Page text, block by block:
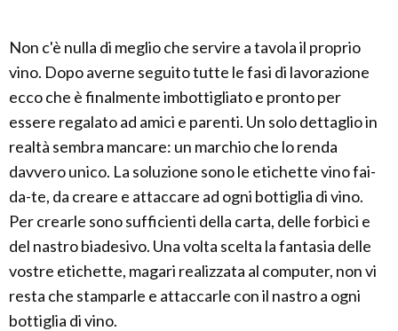
Non c'è nulla di meglio che servire a tavola il proprio
vino. Dopo averne seguito tutte le fasi di lavorazione
ecco che è finalmente imbottigliato e pronto per
essere regalato ad amici e parenti. Un solo dettaglio in
realtà sembra mancare: un marchio che lo renda
davvero unico. La soluzione sono le etichette vino fai-
da-te, da creare e attaccare ad ogni bottiglia di vino.
Per crearle sono sufficienti della carta, delle forbici e
del nastro biadesivo. Una volta scelta la fantasia delle
vostre etichette, magari realizzata al computer, non vi
resta che stamparle e attaccarle con il nastro a ogni
bottiglia di vino.